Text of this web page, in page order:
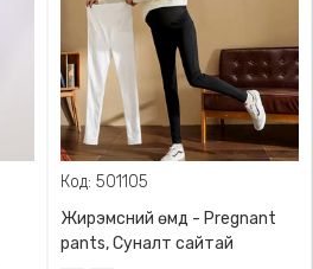
Код: 501105
Жирэмсний өмд - Pregnant
pants, Суналт сайтай